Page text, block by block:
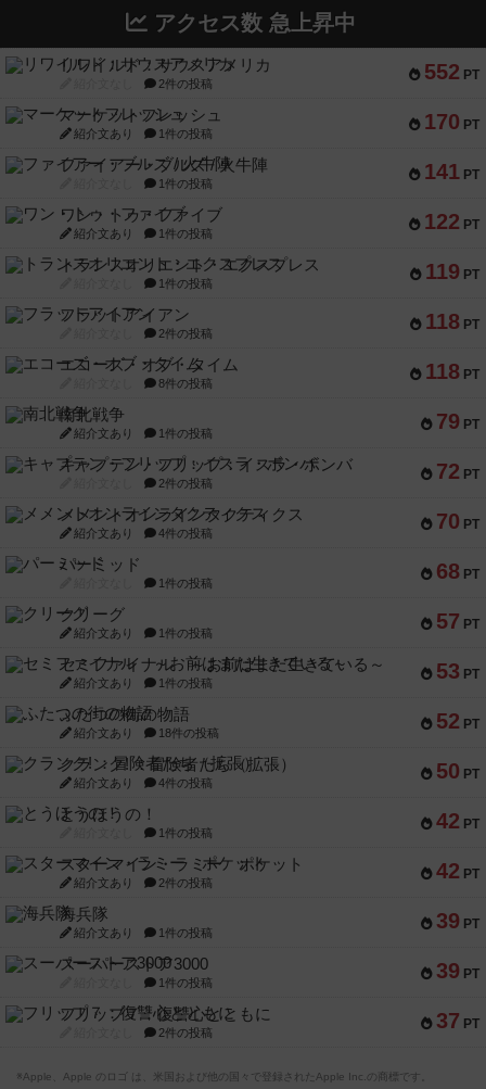
アクセス数 急上昇中
552 PT
リワイルド：サウスアメリカ
2件の投稿
170 PT
マーケットフレッシュ
紹介文あり 1件の投稿
141 PT
ファイアー・ブルズ / 火牛陣
1件の投稿
122 PT
ワン・トゥ・ファイブ
紹介文あり 1件の投稿
119 PT
トランスオリエント・エクスプレス
1件の投稿
118 PT
フラットアイアン
2件の投稿
118 PT
エコーズ・オブ・タイム
8件の投稿
79 PT
南北戦争
紹介文あり 1件の投稿
72 PT
キャプテン・フリップ：イスラ・ボンバ
2件の投稿
70 PT
メメントオンラインタクティクス
紹介文あり 4件の投稿
68 PT
パーミッド
1件の投稿
57 PT
クリーグ
紹介文あり 1件の投稿
53 PT
セミファイナル ～お前はまだ生きている～
紹介文あり 1件の投稿
52 PT
ふたつの街の物語
紹介文あり 18件の投稿
50 PT
クランク! ：冒険者たち（拡張）
紹介文あり 4件の投稿
42 PT
とうほうの！
1件の投稿
42 PT
スターマイン・ラミー ポケット
紹介文あり 2件の投稿
39 PT
海兵隊
紹介文あり 1件の投稿
39 PT
スーパーストア3000
1件の投稿
37 PT
フリップ７：復讐心とともに
2件の投稿
※Apple、Apple のロゴ は、米国および他の国々で登録されたApple Inc.の商標です。